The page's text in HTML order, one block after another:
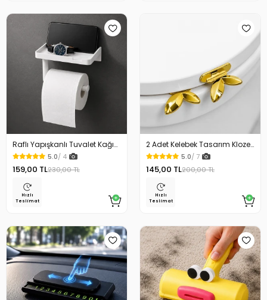
Raflı Yapışkanlı Tuvalet Kağıdı
Askılığı
5.0/ 4
159,00 TL230,00 TL
Hızlı
Teslimat
2 Adet Kelebek Tasarım Klozet
Kaldırma Aparatı Gold Renk
5.0/ 7
145,00 TL200,00 TL
Hızlı
Teslimat